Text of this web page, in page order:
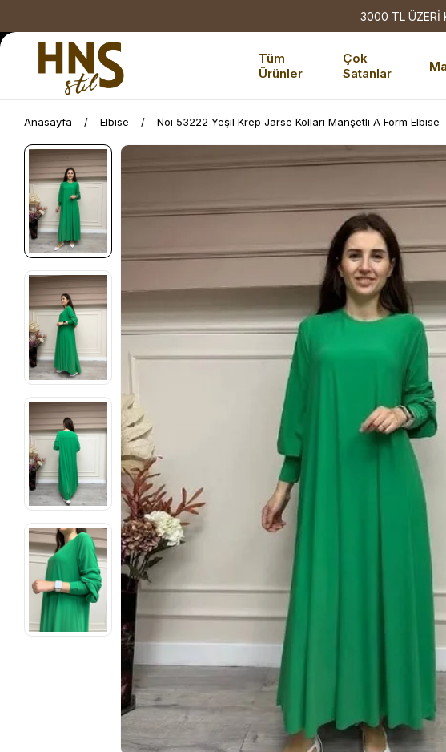
3000 TL ÜZERİ
Tüm
Ürünler
Çok
Satanlar
Anasayfa Elbise Noi 53222 Yeşil Krep Jarse Kolları Manşetli A Form Elbise